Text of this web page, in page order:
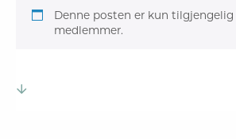
Denne posten er kun tilgjengelig
medlemmer.